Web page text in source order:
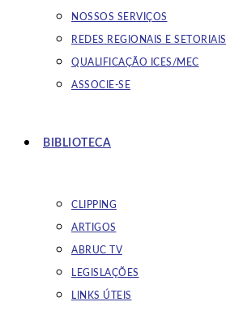
NOSSOS SERVIÇOS
REDES REGIONAIS E SETORIAIS
QUALIFICAÇÃO ICES/MEC
ASSOCIE-SE
BIBLIOTECA
CLIPPING
ARTIGOS
ABRUC TV
LEGISLAÇÕES
LINKS ÚTEIS